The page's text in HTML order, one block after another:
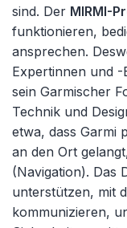
sind. Der MIRMI-
funktionieren,
ansprechen.
Expertinnen und -
sein Garmischer
Technik und
etwa, dass Garmi
an den Ort
(Navigation). Das
unterstützen, mit
kommunizieren,